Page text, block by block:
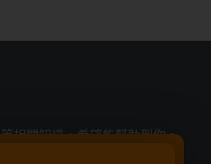
相關知識，希望能幫助到你。